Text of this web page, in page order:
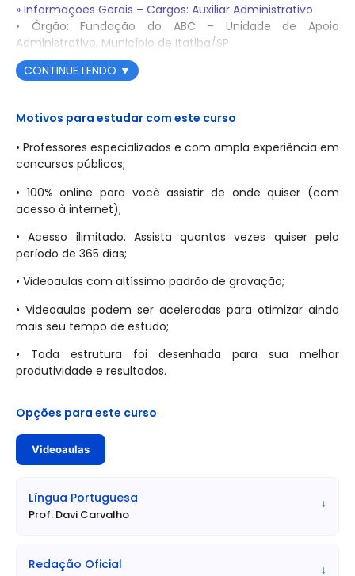
» Informações Gerais – Cargos: Auxiliar Administrativo
• Órgão: Fundação do ABC – Unidade de Apoio
Administrativo, Município de Itatiba/SP
• Banca: Instituto Quadrix
• Situação do Edital: Edital de Abertura Nº 01/2025
• Período de Inscrições: De 25 de agosto de 2025 a 20 de
• Taxa de Inscrição: R$ 50,00 para cargos de nível médio
• Etapas do Concurso: Prova Objetiva de caráter
eliminatório e classificatório.
• Validade do Concurso: 2 (dois) anos, prorrogável por
igual período.
» Cargos, Vagas, Requisitos e Vencimentos:
• Auxiliar Administrativo
• Atribuições: Receber, organizar, analisar e distribuir
documentos. Redigir, digitar e alimentar sistemas com
informações de serviços rotineiros. Criar relatórios e
planilhas, organizar arquivos e providenciar material de
de trabalho, além de se comunicar interna e
externamente para auxiliar nas operações
administrativas.
• Escolaridade Exigida: Nível Médio Completo.
• Opção de 150h/mês:
• Vagas: 5 vagas, sendo 1 para pessoa com deficiência e
1.442,63
CONTINUE LENDO ▼
Motivos para estudar com este curso
• Professores especializados e com ampla experiência em
concursos públicos;
• 100% online para você assistir de onde quiser (com
acesso à internet);
• Acesso ilimitado. Assista quantas vezes quiser pelo
período de 365 dias;
• Videoaulas com altíssimo padrão de gravação;
• Videoaulas podem ser aceleradas para otimizar ainda
mais seu tempo de estudo;
• Toda estrutura foi desenhada para sua melhor
produtividade e resultados.
Opções para este curso
Videoaulas
Língua Portuguesa
Prof. Davi Carvalho
↓
Redação Oficial ↓